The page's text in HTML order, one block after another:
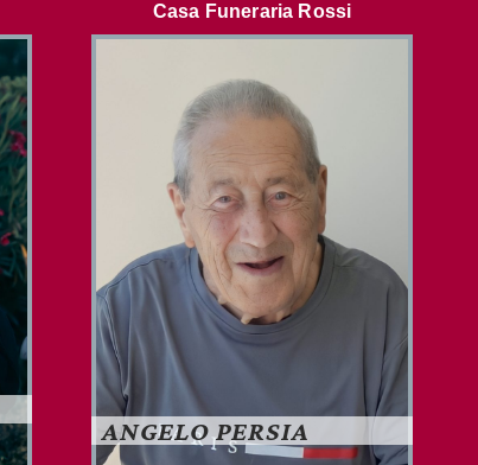
Casa Funeraria Rossi
ANGELO PERSIA